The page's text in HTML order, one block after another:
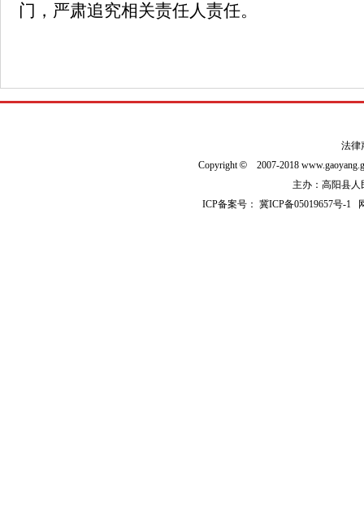
门，严肃追究相关责任人责任。
法律
Copyright© 2007-2018
主办：高阳县人
ICP备案号：冀ICP备05019657号-1